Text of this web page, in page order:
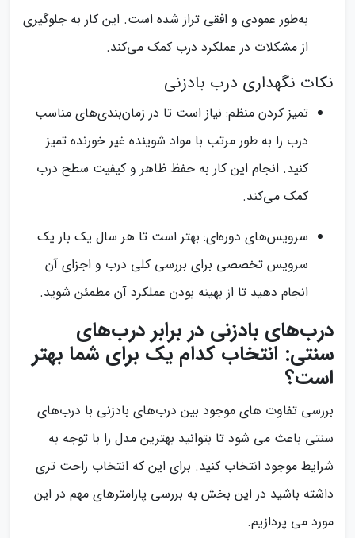
به‌طور عمودی و افقی تراز شده است. این کار به جلوگیری
از مشکلات در عملکرد درب کمک می‌کند.
نکات نگهداری درب بادزنی
تمیز کردن منظم: نیاز است تا در زمان‌بندی‌های مناسب
درب را به طور مرتب با مواد شوینده غیر خورنده تمیز
کنید. انجام این کار به حفظ ظاهر و کیفیت سطح درب
کمک می‌کند.
سرویس‌های دوره‌ای: بهتر است تا هر سال یک بار یک
سرویس تخصصی برای بررسی کلی درب و اجزای آن
انجام دهید تا از بهینه بودن عملکرد آن مطمئن شوید.
درب‌های بادزنی در برابر درب‌های
سنتی: انتخاب کدام یک برای شما بهتر
است؟
بررسی تفاوت های موجود بین درب‌های بادزنی با درب‌های
سنتی باعث می شود تا بتوانید بهترین مدل را با توجه به
شرایط موجود انتخاب کنید. برای این که انتخاب راحت تری
داشته باشید در این بخش به بررسی پارامترهای مهم در این
مورد می پردازیم.